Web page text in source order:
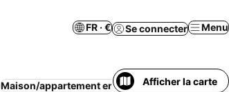
FR · € Se connecter Menu
Maison/appartement entier Petit déjeuner
Afficher la carte